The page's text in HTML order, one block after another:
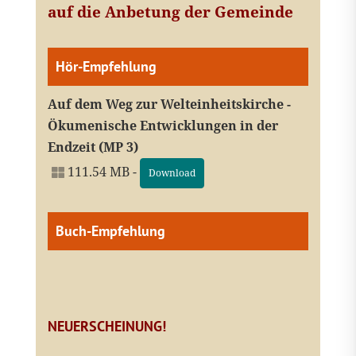
auf die Anbetung der Gemeinde
Hör-Empfehlung
Auf dem Weg zur Welteinheitskirche -
Ökumenische Entwicklungen in der
Endzeit (MP 3)
111.54 MB -
Download
Buch-Empfehlung
NEUERSCHEINUNG!